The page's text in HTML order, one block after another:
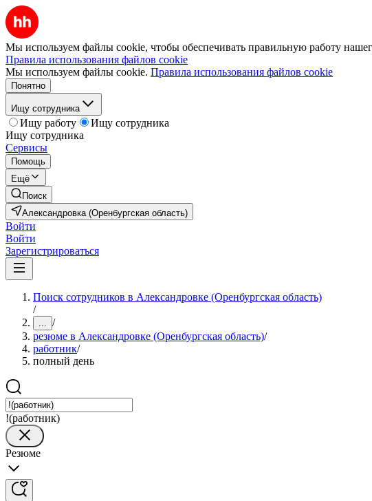
Мы используем файлы cookie, чтобы обеспечивать правильную работу
Правила использования файлов cookie
Мы используем файлы cookie. Правила использования файлов cookie
Понятно
Ищу сотрудника
Ищу работу
Ищу сотрудника
Ищу сотрудника
Сервисы
Помощь
Ещё
Поиск
Александровка (Оренбургская область)
Войти
Войти
Зарегистрироваться
Поиск сотрудников в Александровке (Оренбургская область)
/
... /
резюме в Александровке (Оренбургская область)/
работник/
полный день
!(работник)
Резюме